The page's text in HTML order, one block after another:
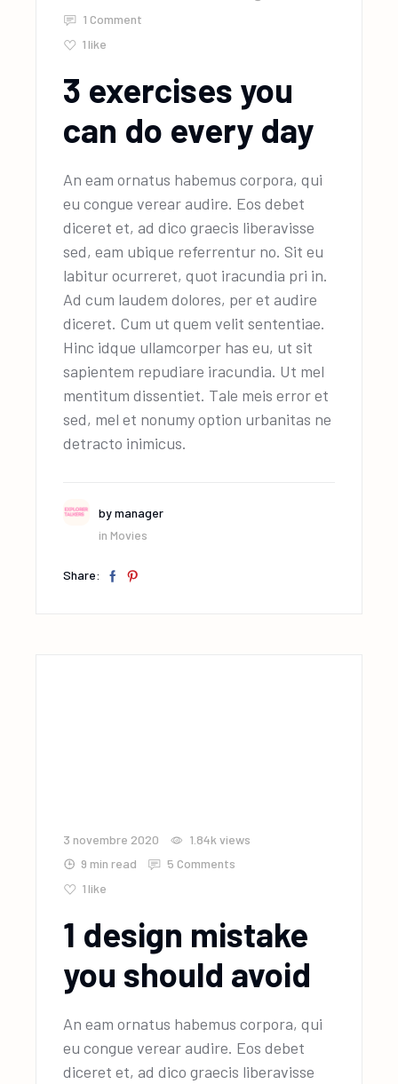
1 Comment
1 like
3 exercises you
can do every day
An eam ornatus habemus corpora, qui
eu congue verear audire. Eos debet
diceret et, ad dico graecis liberavisse
sed, eam ubique referrentur no. Sit eu
labitur ocurreret, quot iracundia pri in.
Ad cum laudem dolores, per et audire
diceret. Cum ut quem velit sententiae.
Hinc idque ullamcorper has eu, ut sit
sapientem repudiare iracundia. Ut mel
mentitum dissentiet. Tale meis error et
sed, mel et nonumy option urbanitas ne
detracto inimicus.
bymanager
in Movies
Share:
3 novembre 2020 1.84kviews
9 min read
5 Comments
1 like
1 design mistake
you should avoid
An eam ornatus habemus corpora, qui
eu congue verear audire. Eos debet
diceret et, ad dico graecis liberavisse